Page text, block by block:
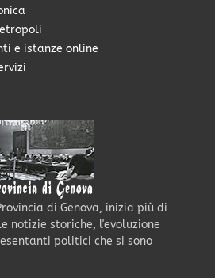
e istanze online
di Genova, inizia più di
notizie storiche, l'evoluzione
politici che si sono